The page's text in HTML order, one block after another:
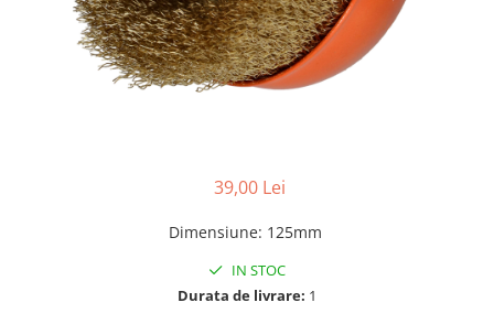
Benzi dublu-adezive
Benzi duct tape
Benzi pentru avertizare
Burghie pentru beton cu prindere
Burghie pentru beton SDS+
Burghie pentru metal cu cobalt
39,00 Lei
Dimensiune: 125mm
IN STOC
Durata de livrare: 1